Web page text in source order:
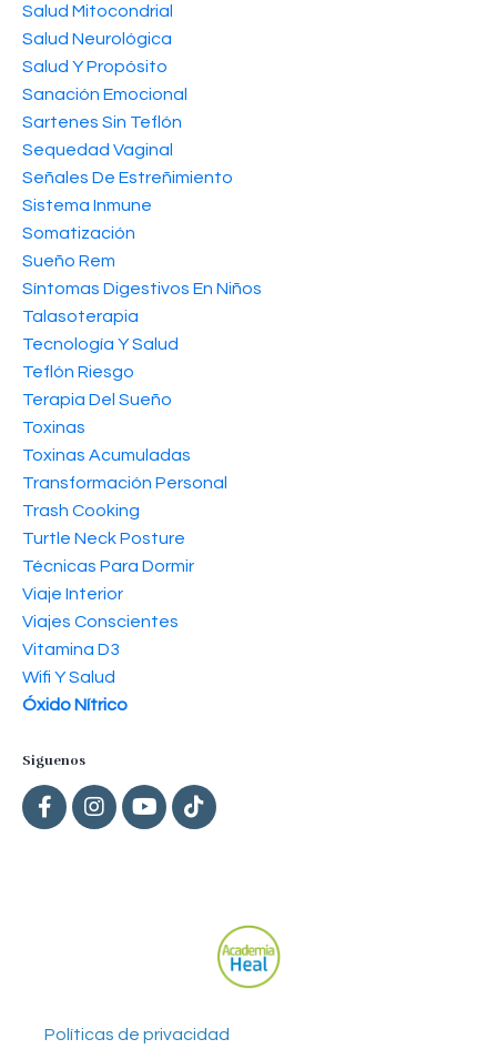
Salud Mitocondrial
Salud Neurológica
Salud Y Propósito
Sanación Emocional
Sartenes Sin Teflón
Sequedad Vaginal
Señales De Estreñimiento
Sistema Inmune
Somatización
Sueño Rem
Síntomas Digestivos En Niños
Talasoterapia
Tecnología Y Salud
Teflón Riesgo
Terapia Del Sueño
Toxinas
Toxinas Acumuladas
Transformación Personal
Trash Cooking
Turtle Neck Posture
Técnicas Para Dormir
Viaje Interior
Viajes Conscientes
Vitamina D3
Wifi Y Salud
Óxido Nítrico
Siguenos
Políticas de privacidad